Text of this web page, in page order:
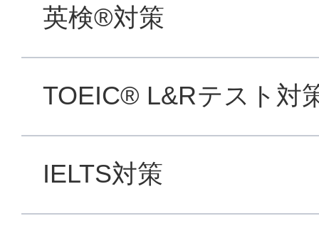
英検®対策
TOEIC® L&Rテスト対
IELTS対策